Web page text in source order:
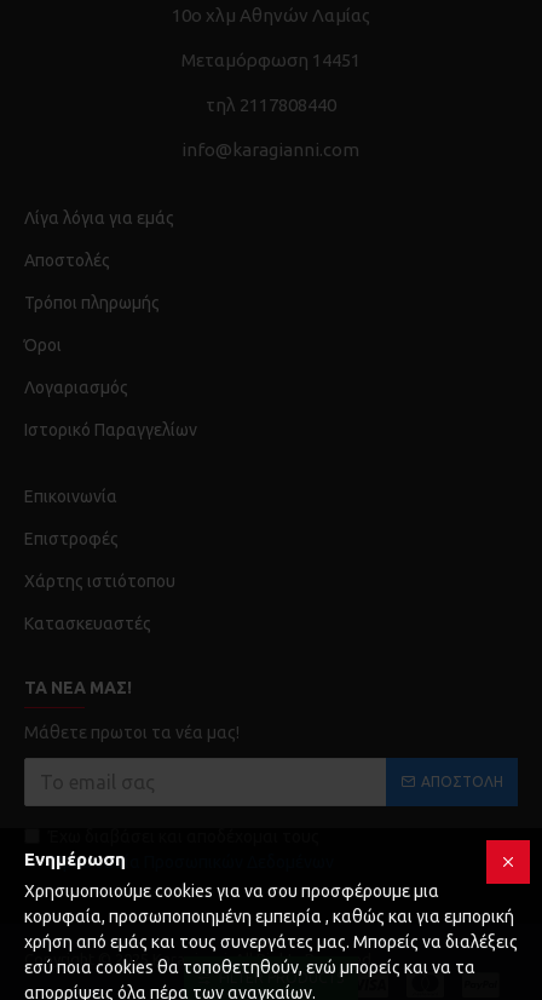
10ο χλμ Αθηνών Λαμίας
Μεταμόρφωση 14451
τηλ 2117808440
info@karagianni.com
Λίγα λόγια για εμάς
Αποστολές
Τρόποι πληρωμής
Όροι
Λογαριασμός
Ιστορικό Παραγγελίων
Επικοινωνία
Επιστροφές
Χάρτης ιστιότοπου
Κατασκευαστές
ΤΑ ΝΈΑ ΜΑΣ!
Μάθετε πρωτοι τα νέα μας!
ΑΠΟΣΤΟΛΉ
Προστασία Προσωπικών Δεδομένων
Copyright © 2025 Karagianni, All Rights Reserved
Ενημέρωση
Χρησιμοποιούμε cookies για να σου προσφέρουμε μια
κορυφαία, προσωποποιημένη εμπειρία , καθώς και για εμπορική
χρήση από εμάς και τους συνεργάτες μας. Μπορείς να διαλέξεις
εσύ ποια cookies θα τοποθετηθούν, ενώ μπορείς και να τα
απορρίψεις όλα πέρα των αναγκαίων.
FILTER PRODUCTS